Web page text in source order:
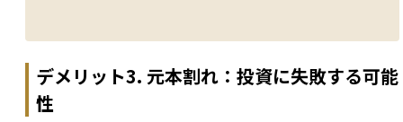
デメリット3. 元本割れ：投資に失敗する可能
性